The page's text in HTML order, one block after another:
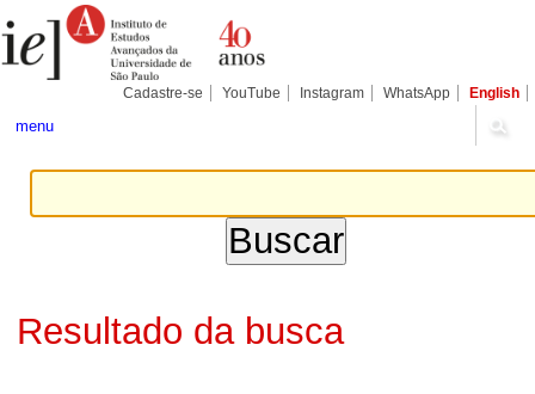
para
conteúdo.
Pessoais
Cadastre-se YouTube Instagram WhatsApp English
menu
Resultado da busca